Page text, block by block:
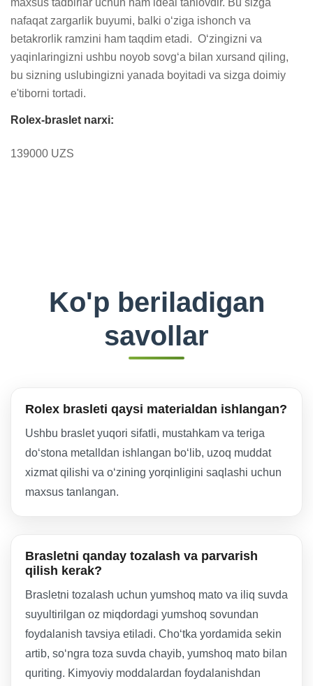
maxsus tadbirlar uchun ham ideal tanlovdir. Bu sizga
nafaqat zargarlik buyumi, balki o‘ziga ishonch va
betakrorlik ramzini ham taqdim etadi.  O‘zingizni va
yaqinlaringizni ushbu noyob sovg‘a bilan xursand qiling,
bu sizning uslubingizni yanada boyitadi va sizga doimiy
e'tiborni tortadi.
Rolex-braslet narxi:
139000 UZS
Ko'p beriladigan
savollar
Rolex brasleti qaysi materialdan ishlangan?
Ushbu braslet yuqori sifatli, mustahkam va teriga
do‘stona metalldan ishlangan bo‘lib, uzoq muddat
xizmat qilishi va o‘zining yorqinligini saqlashi uchun
maxsus tanlangan.
Brasletni qanday tozalash va parvarish
qilish kerak?
Brasletni tozalash uchun yumshoq mato va iliq suvda
suyultirilgan oz miqdordagi yumshoq sovundan
foydalanish tavsiya etiladi. Cho‘tka yordamida sekin
artib, so‘ngra toza suvda chayib, yumshoq mato bilan
quriting. Kimyoviy moddalardan foydalanishdan